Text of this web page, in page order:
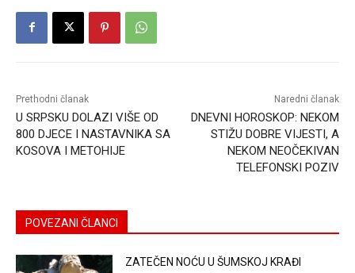
Prethodni članak
U SRPSKU DOLAZI VIŠE OD
800 DJECE I NASTAVNIKA SA
KOSOVA I METOHIJE
Naredni članak
DNEVNI HOROSKOP: NEKOM
STIŽU DOBRE VIJESTI, A
NEKOM NEOČEKIVAN
TELEFONSKI POZIV
POVEZANI ČLANCI
ZATEČEN NOĆU U ŠUMSKOJ KRAĐI